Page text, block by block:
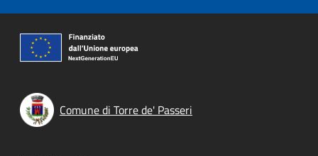
Comune di Torre de' Passeri